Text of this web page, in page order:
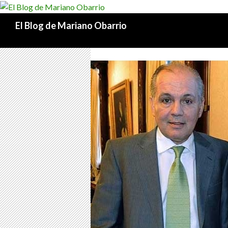
El Blog de Mariano Obarrio